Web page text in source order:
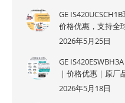
GE
价格优惠，支持全
2026年5月25日
GE
｜价格优惠｜原厂
2026年5月18日